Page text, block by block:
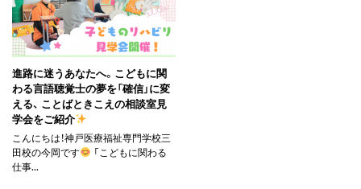
進路に迷うあなたへ。こどもに関
わる言語聴覚士の夢を「確信」に変
える、 ことばときこえの相談室見
学会をご紹介
こんにちは！神戸医療福祉専門学校三
田校の今岡です
「こどもに関わる
仕事...